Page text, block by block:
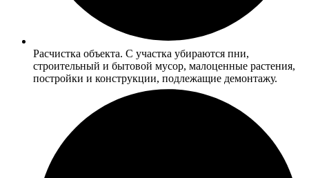
Расчистка объекта. С участка убираются пни,
строительный и бытовой мусор, малоценные растения,
постройки и конструкции, подлежащие демонтажу.